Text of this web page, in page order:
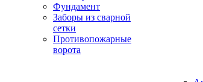
Фундамент
Заборы из сварной
сетки
Противопожарные
ворота